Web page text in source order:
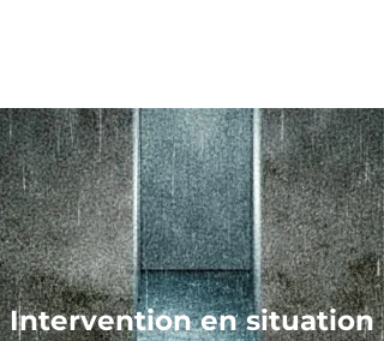
Intervention en situation